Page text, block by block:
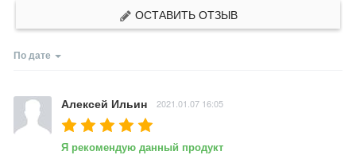
ОСТАВИТЬ ОТЗЫВ
По дате
Алексей Ильин 2021.01.07 16:05
Я рекомендую данный продукт